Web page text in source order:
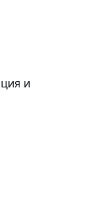
и